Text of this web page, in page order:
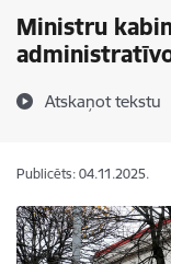
Ministru
Atskaņot tekstu
Publicēts: 04.11.2025.